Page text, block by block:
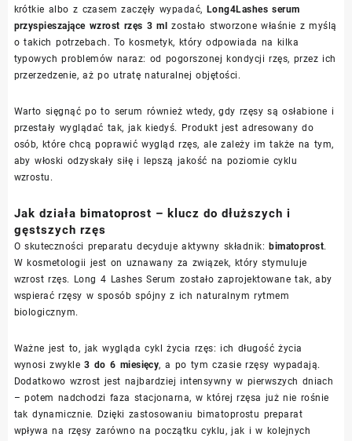
krótkie albo z czasem zaczęły wypadać, Long4Lashes serum
przyspieszające wzrost rzęs 3 ml
zostało stworzone właśnie z myślą
o takich potrzebach. To kosmetyk, który odpowiada na kilka
typowych problemów naraz: od pogorszonej kondycji rzęs, przez ich
przerzedzenie, aż po utratę naturalnej objętości.
Warto sięgnąć po to serum również wtedy, gdy rzęsy są osłabione i
przestały wyglądać tak, jak kiedyś. Produkt jest adresowany do
osób, które chcą poprawić wygląd rzęs, ale zależy im także na tym,
aby włoski odzyskały siłę i lepszą jakość na poziomie cyklu
wzrostu.
Jak działa bimatoprost – klucz do dłuższych i
gęstszych rzęs
O skuteczności preparatu decyduje aktywny składnik: bimatoprost.
W kosmetologii jest on uznawany za związek, który stymuluje
wzrost rzęs. Long 4 Lashes Serum zostało zaprojektowane tak, aby
wspierać rzęsy w sposób spójny z ich naturalnym rytmem
biologicznym.
Ważne jest to, jak wygląda cykl życia rzęs: ich długość życia
wynosi zwykle3 do 6 miesięcy, a po tym czasie rzęsy wypadają.
Dodatkowo wzrost jest najbardziej intensywny w pierwszych dniach
– potem nadchodzi faza stacjonarna, w której rzęsa już nie rośnie
tak dynamicznie. Dzięki zastosowaniu bimatoprostu preparat
wpływa na rzęsy zarówno na początku cyklu, jak i w kolejnych